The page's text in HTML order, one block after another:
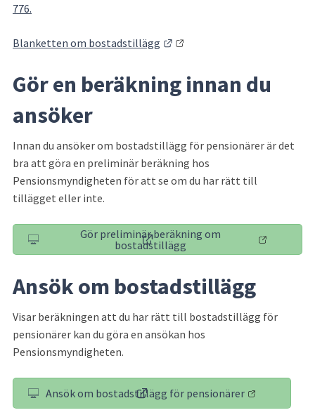
776.
Blanketten om bostadstillägg Länk till annan webbplats.
Gör en beräkning innan du
ansöker
Innan du ansöker om bostadstillägg för pensionärer är det
bra att göra en preliminär beräkning hos
Pensionsmyndigheten för att se om du har rätt till
tillägget eller inte.
Gör preliminär beräkning om
bostadstillägg
(länk till annan webbplats)
Ansök om bostadstillägg
Visar beräkningen att du har rätt till bostadstillägg för
pensionärer kan du göra en ansökan hos
Pensionsmyndigheten.
Ansök om bostadstillägg för pensionärer
(länk till annan webbplats)